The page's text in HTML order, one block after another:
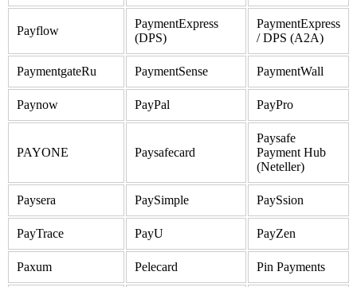
Payflow
PaymentExpress
(DPS)
PaymentExpress
/ DPS (A2A)
PaymentgateRu PaymentSense PaymentWall
Paynow PayPal PayPro
PAYONE Paysafecard
Paysafe
Payment Hub
(Neteller)
Paysera PaySimple PaySsion
PayTrace PayU PayZen
Paxum Pelecard Pin Payments